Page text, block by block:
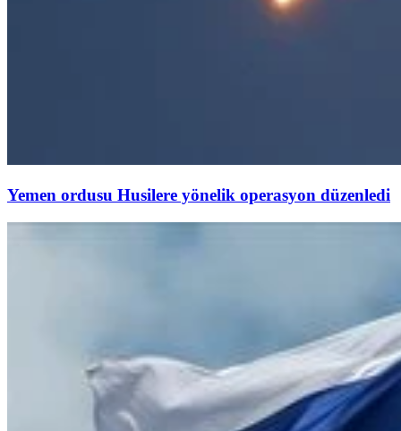
Yemen ordusu Husilere yönelik operasyon düzenledi